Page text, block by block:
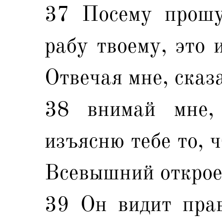
37 Посему
рабу твоему, это
Отвечая мне,
38 внимай
изъясню тебе то,
Всевышний
39 Он видит